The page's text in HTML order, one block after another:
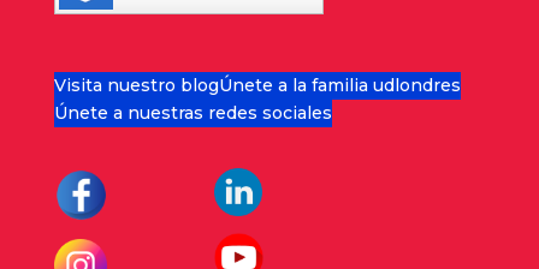
Visita nuestro blogÚnete a la familia udlondres
Únete a nuestras redes sociales